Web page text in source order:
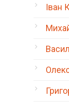
Іван